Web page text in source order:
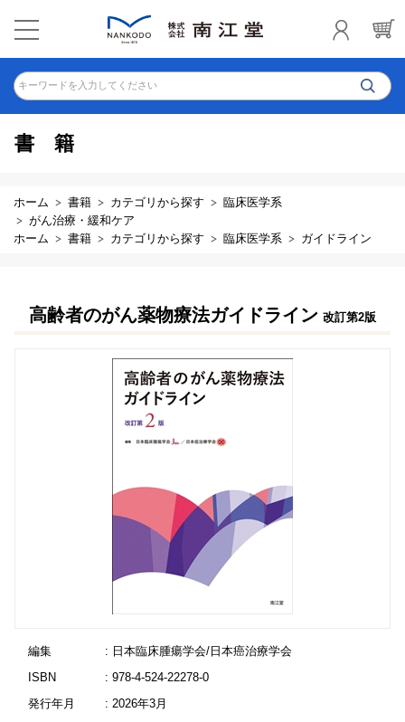
キーワードを入力してください
書籍
ホーム 書籍 カテゴリから探す
臨床医学系
がん治療・緩和ケア
ホーム
書籍 カテゴリから探す 臨床医学系 ガイドライン
高齢者のがん薬物療法ガイドライン 改訂第2版
編集
: 日本臨床腫瘍学会/日本癌治療学会
ISBN
: 978-4-524-22278-0
発行年月
: 2026年3月